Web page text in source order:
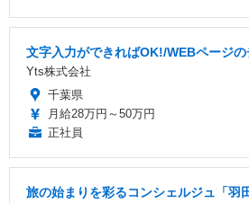
文字入力ができればOK!/WEBページ
Yts株式会社
千葉県
月給28万円～50万円
正社員
旅の始まりを彩るコンシェルジュ「羽